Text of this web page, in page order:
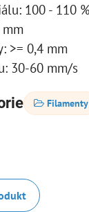
100 - 110 %
mm
>= 0,4 mm
30-60 mm/s
Filamenty